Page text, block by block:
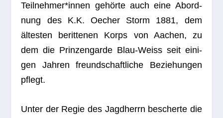
Teilnehmer*innen gehörte auch eine Abord­
nung des K.K. Oecher Storm 1881, dem
ältesten berit­te­nen Korps von Aachen, zu
dem die Prin­zen­garde Blau-Weiss seit eini­
gen Jah­ren freund­schaft­li­che Bezie­hun­gen
pflegt.
Unter der Regie des Jagd­herrn bescherte die